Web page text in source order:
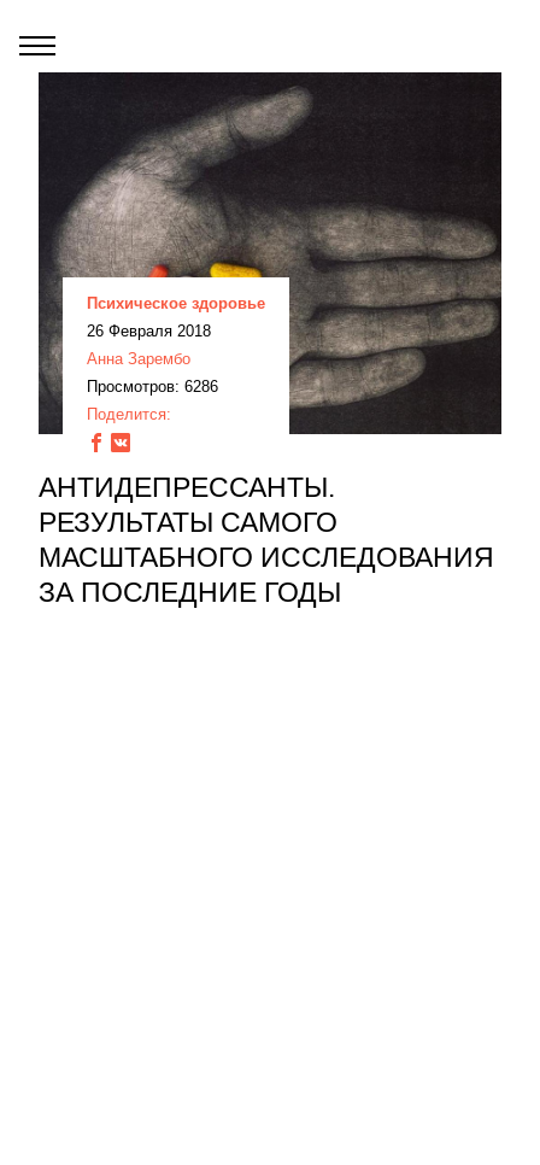
Психическое здоровье
26 Февраля 2018
Анна Зарембо
Просмотров: 6286
Поделится:
АНТИДЕПРЕССАНТЫ.
РЕЗУЛЬТАТЫ САМОГО
МАСШТАБНОГО ИССЛЕДОВАНИЯ
ЗА ПОСЛЕДНИЕ ГОДЫ